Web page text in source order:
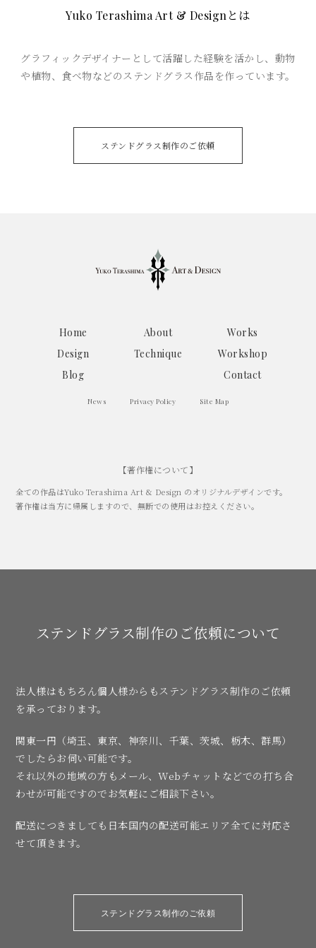
Yuko Terashima Art & Design とは
グラフィックデザイナーとして活躍した経験を活かし、 動物
や植物、食べ物などのステンドグラス作品を作っています。
ステンドグラス制作のご依頼
Home About
Works
Design
Technique
Workshop
Blog
Contact
News Privacy Policy Site Map
【著作権について】
全ての作品はYuko Terashima Art & Design のオリジナルデザインです。
著作権は当方に帰属しますので、無断での使用はお控えください。
ステンドグラス制作のご依頼について
法人様はもちろん個人様からもステンドグラス制作のご依頼
を承っております。
関東一円（埼玉、東京、神奈川、千葉、茨城、栃木、群馬）
でしたらお伺い可能です。
それ以外の地域の方もメール、Webチャットなどでの打ち合
わせが可能ですのでお気軽にご相談下さい。
配送につきましても日本国内の配送可能エリア全てに対応さ
せて頂きます。
ステンドグラス制作のご依頼